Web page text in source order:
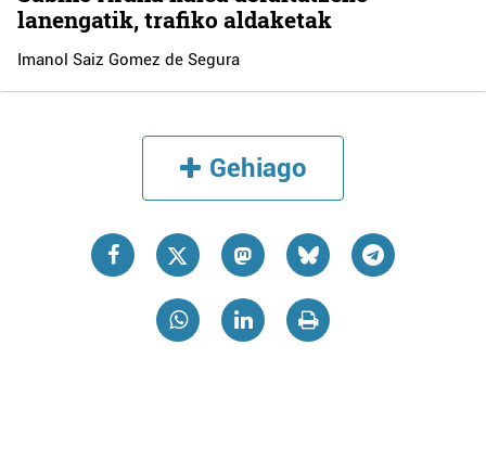
lanengatik, trafiko aldaketak
Imanol Saiz Gomez de Segura
Gehiago